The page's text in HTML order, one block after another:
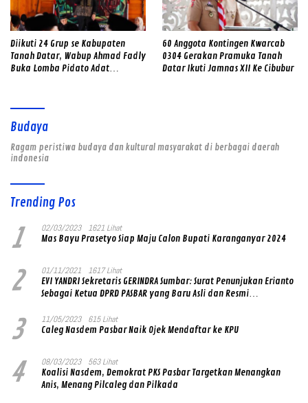
Diikuti 24 Grup se Kabupaten
Tanah Datar, Wabup Ahmad Fadly
Buka Lomba Pidato Adat
60 Anggota Kontingen Kwarcab
0304 Gerakan Pramuka Tanah
Datar Ikuti Jamnas XII Ke Cibubur
Budaya
Ragam peristiwa budaya dan kultural masyarakat di berbagai daerah
indonesia
Trending Pos
1 02/03/2023 1621 Lihat
Mas Bayu Prasetyo Siap Maju Calon Bupati Karanganyar 2024
2 01/11/2021 1617 Lihat
EVI YANDRI Sekretaris GERINDRA Sumbar: Surat Penunjukan Erianto
Sebagai Ketua DPRD PASBAR yang Baru Asli dan Resmi
3 11/05/2023 615 Lihat
Caleg Nasdem Pasbar Naik Ojek Mendaftar ke KPU
4 08/03/2023 563 Lihat
Koalisi Nasdem, Demokrat PKS Pasbar Targetkan Menangkan
Anis, Menang Pilcaleg dan Pilkada